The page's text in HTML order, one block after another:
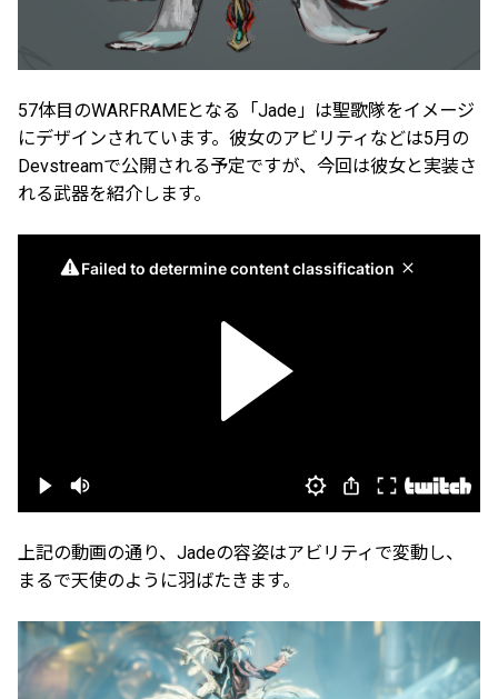
57体目のWARFRAMEとなる「Jade」は聖歌隊をイメージ
にデザインされています。彼女のアビリティなどは5月の
Devstreamで公開される予定ですが、今回は彼女と実装さ
れる武器を紹介します。
上記の動画の通り、Jadeの容姿はアビリティで変動し、
まるで天使のように羽ばたきます。